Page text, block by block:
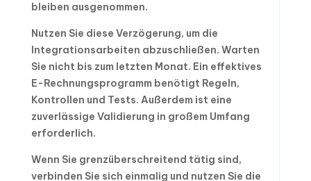
bleiben ausgenommen.
Nutzen Sie diese Verzögerung, um die
Integrationsarbeiten abzuschließen. Warten
Sie nicht bis zum letzten Monat. Ein effektives
E-Rechnungsprogramm benötigt Regeln,
Kontrollen und Tests. Außerdem ist eine
zuverlässige Validierung in großem Umfang
erforderlich.
Wenn Sie grenzüberschreitend tätig sind,
verbinden Sie sich einmalig und nutzen Sie die